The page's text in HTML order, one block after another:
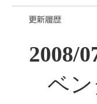
2008/
ベ